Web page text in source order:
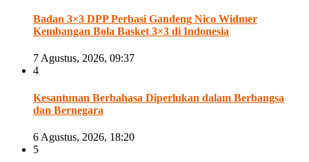
Badan 3×3 DPP Perbasi Gandeng Nico Widmer
Kembangan Bola Basket 3×3 di Indonesia
7 Agustus, 2026, 09:37
4
Kesantunan Berbahasa Diperlukan dalam Berbangsa
dan Bernegara
6 Agustus, 2026, 18:20
5